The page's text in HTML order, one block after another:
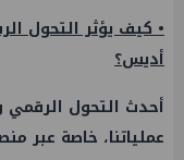
• كيف يؤثر التحول
أديس؟
أحدث التحول الرقمي